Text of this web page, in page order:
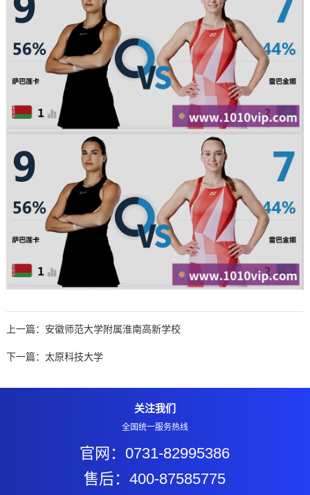
上一篇： 安徽师范大学附属淮南高新学校
下一篇： 太原科技大学
关注我们
全国统一服务热线
官网：0731-82995386
售后：400-87585775